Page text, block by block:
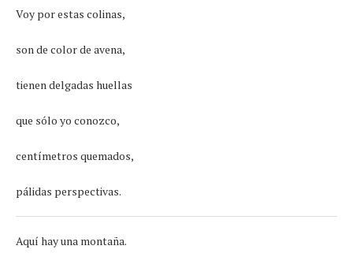
Voy por estas colinas,
son de color de avena,
tienen delgadas huellas
que sólo yo conozco,
centímetros quemados,
pálidas perspectivas.
Aquí hay una montaña.